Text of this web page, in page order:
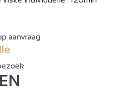
aanvraag